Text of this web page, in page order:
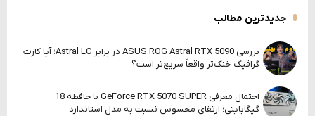
جدیدترین مطالب
بررسی ASUS ROG Astral RTX 5090 در برابر Astral LC؛ آیا کارت
گرافیک خنک‌تر واقعاً سریع‌تر است؟
احتمال معرفی GeForce RTX 5070 SUPER با حافظه 18
گیگابایتی؛ ارتقای محسوس نسبت به مدل استاندارد